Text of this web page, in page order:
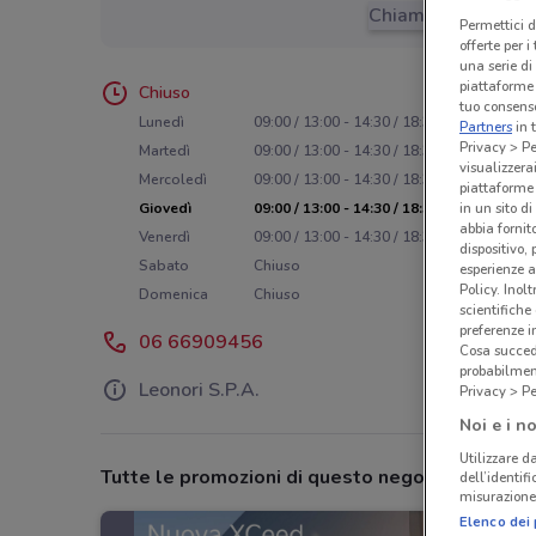
Chiama il negozio
Chiuso
Lunedì
09:00 / 13:00 - 14:30 / 18:30
Martedì
09:00 / 13:00 - 14:30 / 18:30
Mercoledì
09:00 / 13:00 - 14:30 / 18:30
Giovedì
09:00 / 13:00 - 14:30 / 18:30
Venerdì
09:00 / 13:00 - 14:30 / 18:30
Sabato
Chiuso
Domenica
Chiuso
06 66909456
Leonori S.P.A.
Tutte le promozioni di questo negozio
Permettici
offerte per
una serie
piattaforme
tuo
Partnersin
Privacy >
piattaforme
in un sito
abbia
dispositivo,
esperienze
Policy.
scientifiche
preferenze
Cosa
Privacy >
Noi e i
Utilizzare
Elenco dei